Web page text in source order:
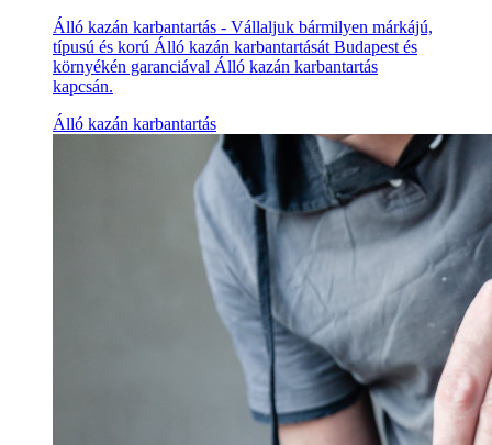
Álló kazán karbantartás - Vállaljuk bármilyen márkájú,
típusú és korú Álló kazán karbantartását Budapest és
környékén garanciával Álló kazán karbantartás
kapcsán.
Álló kazán karbantartás